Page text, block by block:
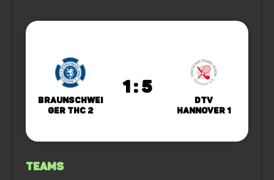
Braunschwei
ger THC 2
1 : 5
DTV
Hannover 1
Teams